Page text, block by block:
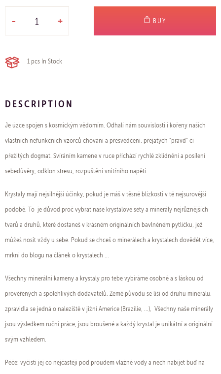
- + BUY
1 pcs In Stock
DESCRIPTION
Je úzce spojen s kosmickým vědomím. Odhalí nám souvislosti i kořeny našich
vlastních nefunkčních vzorců chování a přesvědčení, přejatých "pravd" či
přežitých dogmat. Svíráním kamene v ruce příchází rychlé zklidnění a posílení
sebedůvěry, odklon stresu, rozpuštění vnitřního napětí.
Krystaly mají nejsilnější účinky, pokud je máš v těsné blízkosti v té nejsurovější
podobě. To je důvod proč vybrat naše krystalové sety a minerály nejrůznějších
tvarů a druhů, které dostaneš v krásném originálních bavlněném pytlíčku, jež
můžeš nosit vždy u sebe. Pokud se chceš o minerálech a krystalech dovědět více,
mrkni do blogu na článek o krystalech ...
Všechny minerální kameny a krystaly pro tebe vybíráme osobně a s láskou od
prověřených a spolehlivých dodavatelů. Země původu se liší od druhu minerálu,
zpravidla se jedná o naleziště v jižní Americe (Brazílie, ...), Všechny naše minerály
jsou výsledkem ruční práce, jsou broušené a každý krystal je unikátní a originální
svým vzhledem.
Péče: vyčisti jej co nejčastěji pod proudem vlažné vody a nech nabíjet buď na